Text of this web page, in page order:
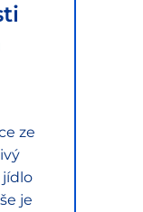
ze
je